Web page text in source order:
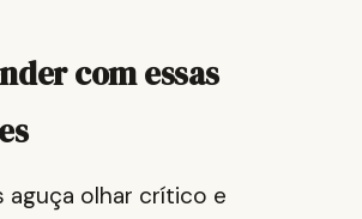
com essas
aguça olhar crítico e